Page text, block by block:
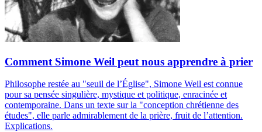
Comment Simone Weil peut nous apprendre à prier
Philosophe restée au "seuil de l’Église", Simone Weil est connue
pour sa pensée singulière, mystique et politique, enracinée et
contemporaine. Dans un texte sur la "conception chrétienne des
études", elle parle admirablement de la prière, fruit de l’attention.
Explications.